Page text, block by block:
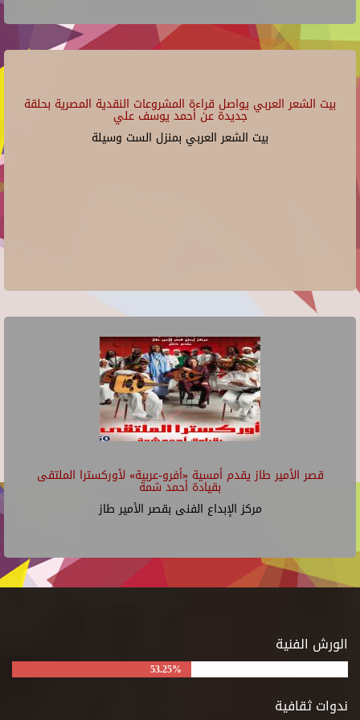
بيت الشعر العربي يواصل قراءة المشروعات النقدية المصرية بحلقة
جديدة عن أحمد يوسف علي
بيت الشعر العربي بمنزل الست وسيلة
قصر الأمير طاز يقدم أمسية «أفرو-عربية» لأوركسترا الملتقى
بقيادة أحمد شمة
مركز الإبداع الفنى بقصر الأمير طاز
الورش الفنية
53.25%
ندوات ثقافية